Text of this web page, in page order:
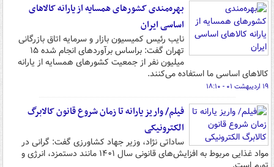
بهره‌مندی کشورهای همسایه از یارانه کالاهای
اساسی ایران
نایب رئیس کمیسیون بازار و سرمایه اتاق بازرگانی
تهران گفت: براساس برآوردهای انجام شده ۱۵
میلیون نفر از جمعیت کشورهای همسایه از یارانه
کالاهای اساسی ما استفاده می‌کنند.
۱۹ اردیبهشت ۰۱ - ۱۸:۱۰
فیلم/ واریز یارانه تا زمان شروع قانون کالابرگ
الکترونیکی
ساداتی نژاد، وزیر جهاد کشاورزی گفت: گرانی در
مواد غذایی مربوط به افزایش‌های قانونی سال ۱۴۰۱ مانند دستمزد، انرژی و